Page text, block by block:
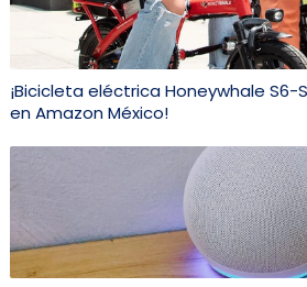
¡Bicicleta eléctrica Honeywhale
en Amazon México!